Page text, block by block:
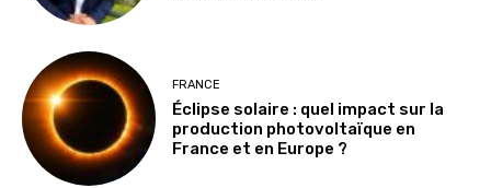
FRANCE
Éclipse solaire : quel impact sur la
production photovoltaïque en
France et en Europe ?